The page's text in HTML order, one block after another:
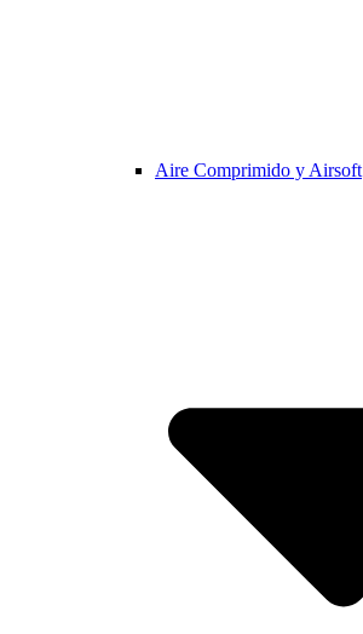
Aire Comprimido y Airsoft